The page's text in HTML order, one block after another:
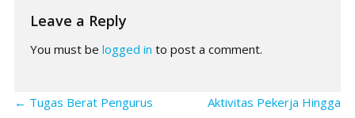
Leave a Reply
You must be logged in to post a comment.
← Tugas Berat Pengurus
Aktivitas Pekerja Hingga